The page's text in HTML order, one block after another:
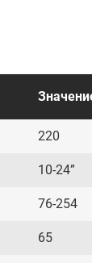
220
10-24”
76-254
65